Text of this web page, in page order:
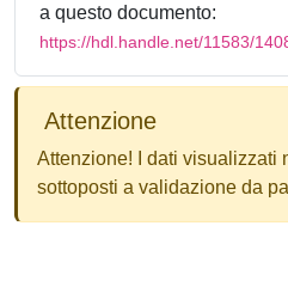
a questo documento:
https://hdl.handle.net/11583/
Attenzione
Attenzione! I dati visualizzati
sottoposti a validazione da